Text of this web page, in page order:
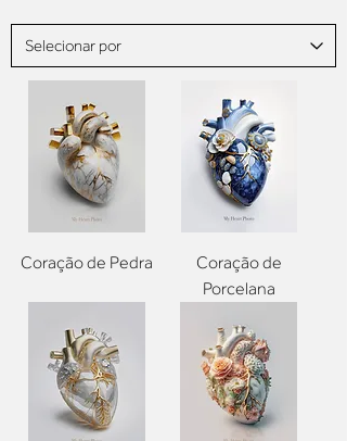
Coração de Pedra
Coração de
Porcelana